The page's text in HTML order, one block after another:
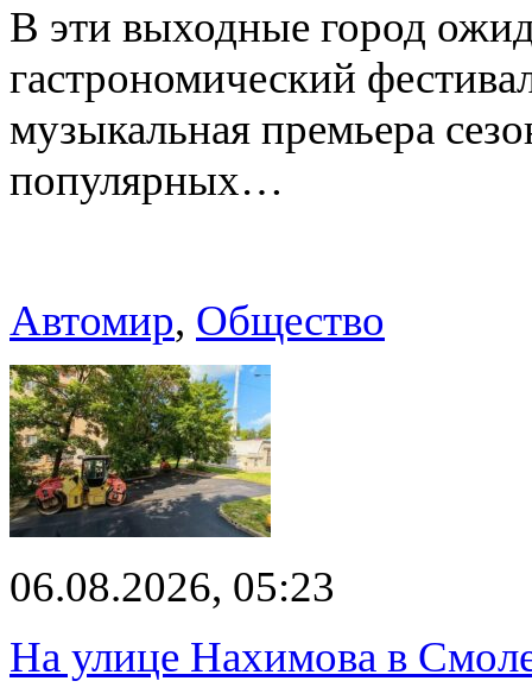
В эти выходные город
гастрономический
музыкальная премьера
популярных…
Автомир, Общество
06.08.2026, 05:23
На улице Нахимова в